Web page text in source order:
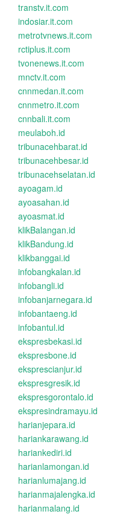
transtv.it.com
indosiar.it.com
metrotvnews.it.com
rctiplus.it.com
tvonenews.it.com
mnctv.it.com
cnnmedan.it.com
cnnmetro.it.com
cnnbali.it.com
meulaboh.id
tribunacehbarat.id
tribunacehbesar.id
tribunacehselatan.id
ayoagam.id
ayoasahan.id
ayoasmat.id
klikBalangan.id
klikBandung.id
klikbanggai.id
infobangkalan.id
infobangli.id
infobanjarnegara.id
infobantaeng.id
infobantul.id
ekspresbekasi.id
ekspresbone.id
eksprescianjur.id
ekspresgresik.id
ekspresgorontalo.id
ekspresindramayu.id
harianjepara.id
hariankarawang.id
hariankediri.id
harianlamongan.id
harianlumajang.id
harianmajalengka.id
harianmalang.id